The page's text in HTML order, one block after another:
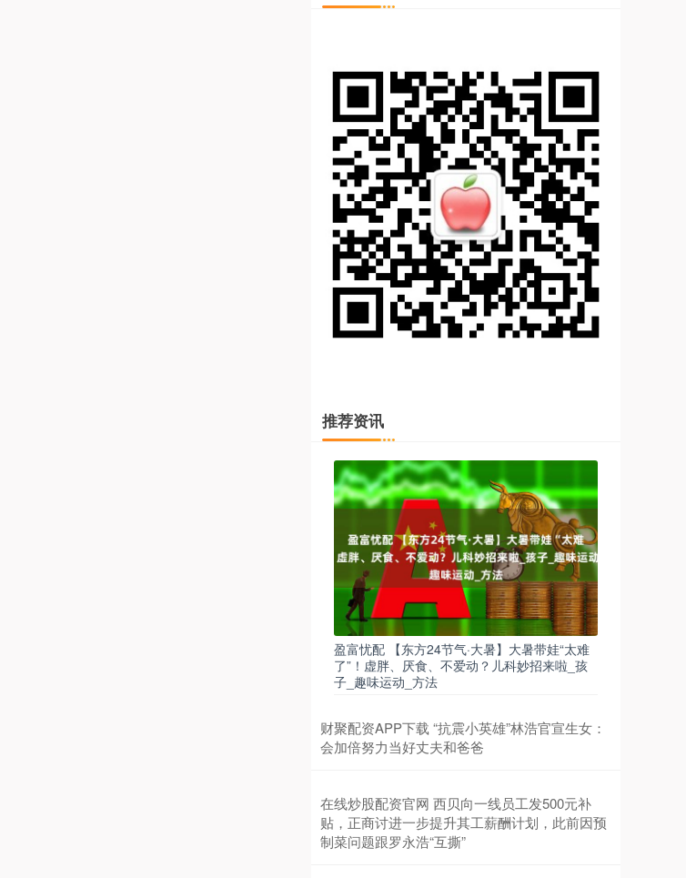
推荐资讯
盈富忧配 【东方24节气·大暑】大暑带娃“太难
了”！虚胖、厌食、不爱动？儿科妙招来啦_孩
子_趣味运动_方法
财聚配资APP下载 “抗震小英雄”林浩官宣生女：
会加倍努力当好丈夫和爸爸
在线炒股配资官网 西贝向一线员工发500元补
贴，正商讨进一步提升其工薪酬计划，此前因预
制菜问题跟罗永浩“互撕”